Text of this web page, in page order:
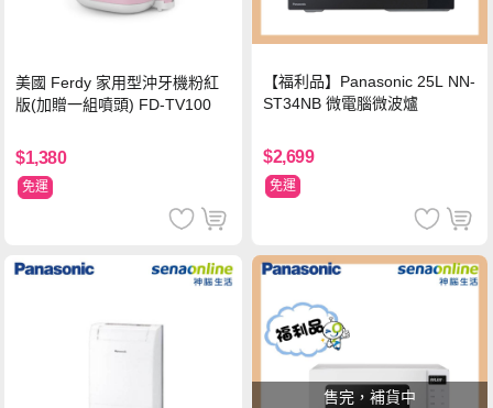
美國 Ferdy 家用型沖牙機粉紅
版(加贈一組噴頭) FD-TV100
$1,380
免運
【福利品】Panasonic 25L NN-
ST34NB 微電腦微波爐
$2,699
免運
售完，補貨中